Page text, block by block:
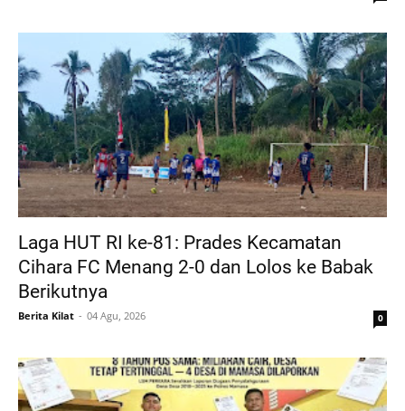
Laga HUT RI ke-81: Prades Kecamatan
Cihara FC Menang 2-0 dan Lolos ke Babak
Berikutnya
Berita Kilat 04 Agu, 2026 0